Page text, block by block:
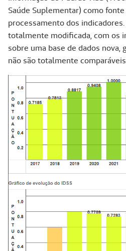
Saúde Suplementar) como
processamento dos
totalmente modificada, com os
sobre uma base de dados nova,
não são totalmente